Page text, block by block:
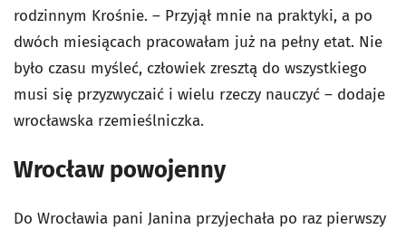
rodzinnym Krośnie. – Przyjął mnie na praktyki, a po
dwóch miesiącach pracowałam już na pełny etat. Nie
było czasu myśleć, człowiek zresztą do wszystkiego
musi się przyzwyczaić i wielu rzeczy nauczyć – dodaje
wrocławska rzemieślniczka.
Wrocław powojenny
Do Wrocławia pani Janina przyjechała po raz pierwszy